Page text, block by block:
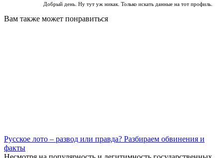
Добрый день. Ну тут уж никак. Только искать данные на тот профиль.
Вам также может понравиться
Русское лото – развод или правда? Разбираем обвинения и
факты